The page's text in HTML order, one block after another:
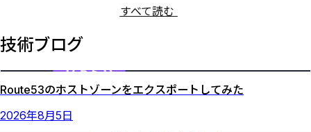
すべて読む
技術ブログ
Route53のホストゾーンをエクスポートしてみた
2026年8月5日